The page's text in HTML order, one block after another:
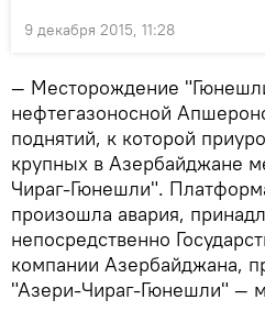
9 декабря 2015, 11:28
— Месторождение
нефтегазоносной
поднятий, к которой
крупных в Азербайджане
Чираг-Гюнешли".
произошла авария,
непосредственно
компании Азербайджана,
"Азери-Чираг-Гюнешли" —